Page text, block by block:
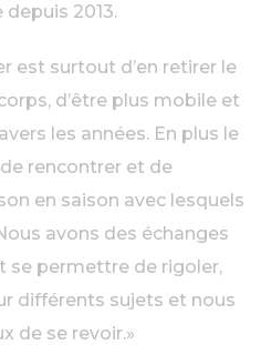
2013.
est surtout d’en retirer le
d’être plus mobile et
les années. En plus le
rencontrer et de
en saison avec lesquels
avons des échanges
se permettre de rigoler,
différents sujets et nous
de se revoir.»